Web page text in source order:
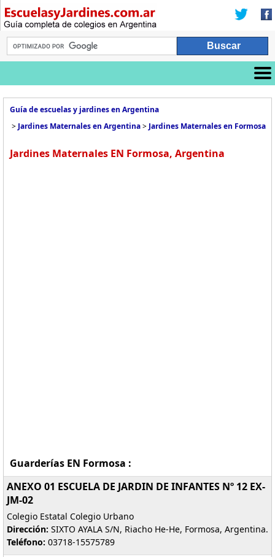
Guía de escuelas y jardines en Argentina
> Jardines Maternales en Argentina> Jardines Maternales en Formosa
Jardines Maternales EN Formosa, Argentina
Guarderías EN Formosa :
ANEXO 01 ESCUELA DE JARDIN DE INFANTES Nº 12 EX-
JM-02
Colegio Estatal Colegio Urbano
Dirección: SIXTO AYALA S/N, Riacho He-He, Formosa, Argentina.
Teléfono: 03718-15575789